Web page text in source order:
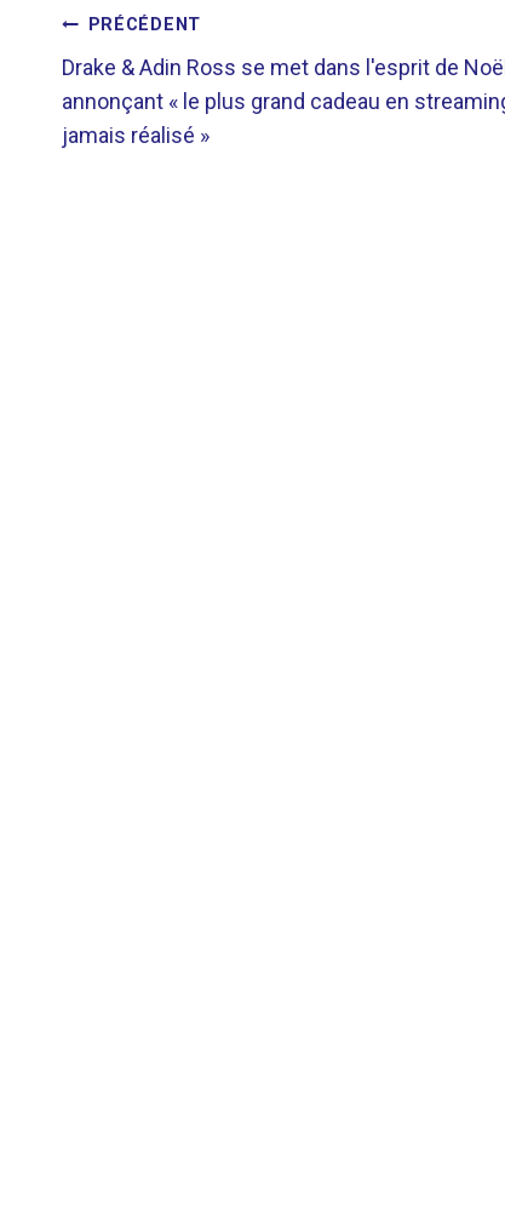
NAVIGATION
DE
L’ARTICLE
PRÉCÉDENT
Drake & Adin Ross se met dans l'esprit de
annonçant « le plus grand cadeau en
jamais réalisé »